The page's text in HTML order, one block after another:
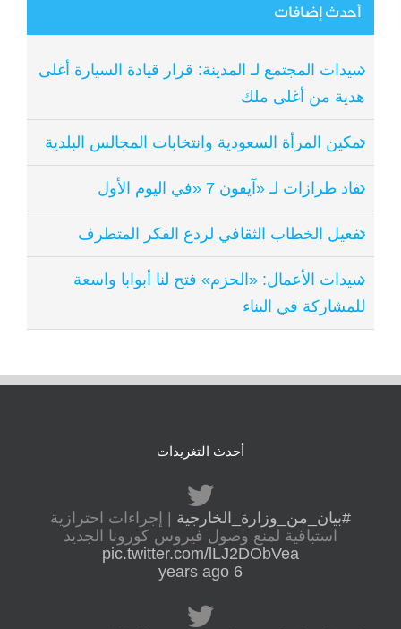
أحدث إضافات
سيدات المجتمع لـ المدينة: قرار قيادة السيارة أغلى
هدية من أغلى ملك
تمكين المرأة السعودية وانتخابات المجالس البلدية
نفاد طرازات لـ «آيفون 7 «في اليوم الأول
تفعيل الخطاب الثقافي لردع الفكر المتطرف
سيدات الأعمال: «الحزم» فتح لنا أبوابا واسعة
للمشاركة في البناء
أحدث التغريدات
#بيان_من_وزارة_الخارجية | إجراءات احترازية
استباقية لمنع وصول فيروس كورونا الجديد
pic.twitter.com/lLJ2DObVea
6 years ago